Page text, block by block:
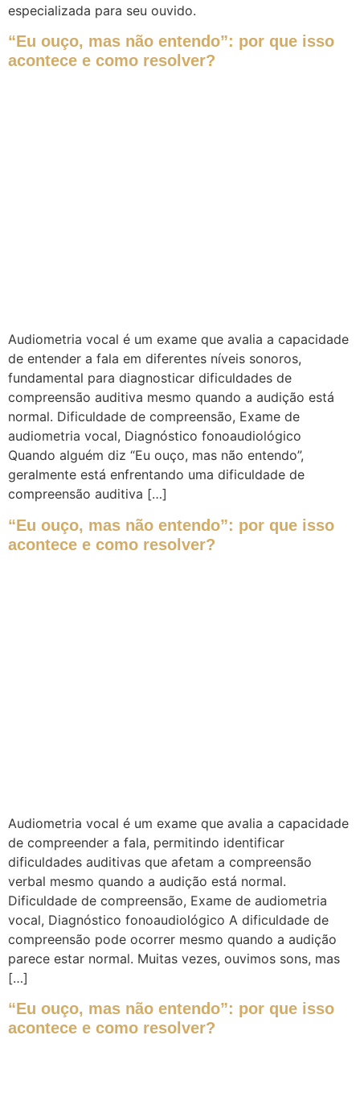
especializada para seu ouvido.
“Eu ouço, mas não entendo”: por que isso
acontece e como resolver?
Audiometria vocal é um exame que avalia a capacidade
de entender a fala em diferentes níveis sonoros,
fundamental para diagnosticar dificuldades de
compreensão auditiva mesmo quando a audição está
normal. Dificuldade de compreensão, Exame de
audiometria vocal, Diagnóstico fonoaudiológico
Quando alguém diz “Eu ouço, mas não entendo”,
geralmente está enfrentando uma dificuldade de
compreensão auditiva […]
“Eu ouço, mas não entendo”: por que isso
acontece e como resolver?
Audiometria vocal é um exame que avalia a capacidade
de compreender a fala, permitindo identificar
dificuldades auditivas que afetam a compreensão
verbal mesmo quando a audição está normal.
Dificuldade de compreensão, Exame de audiometria
vocal, Diagnóstico fonoaudiológico A dificuldade de
compreensão pode ocorrer mesmo quando a audição
parece estar normal. Muitas vezes, ouvimos sons, mas
[…]
“Eu ouço, mas não entendo”: por que isso
acontece e como resolver?